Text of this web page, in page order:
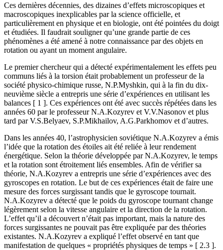
Ces dernières décennies, des dizaines d’effets microscopiques et
macroscopiques inexplicables par la science officielle, et
particulièrement en physique et en biologie, ont été pointées du doigt
et étudiées. Il faudrait souligner qu’une grande partie de ces
phénomènes a été amené à notre connaissance par des objets en
rotation ou ayant un moment angulaire.
Le premier chercheur qui a détecté expérimentalement les effets peu
communs liés à la torsion était probablement un professeur de la
société physico-chimique russe, N.P.Myshkin, qui à la fin du dix-
neuvième siècle a entrepris une série d’expériences en utilisant les
balances [ 1 ]. Ces expériences ont été avec succès répétées dans les
années 60 par le professeur N.A.Kozyrev et V.V.Nasonov et plus
tard par V.S.Belyaev, S.P.Mikhailov, A.G.Parkhomov et d’autres.
Dans les années 40, l’astrophysicien soviétique N.A.Kozyrev a émis
l’idée que la rotation des étoiles ait été reliée à leur rendement
énergétique. Selon la théorie développée par N.A.Kozyrev, le temps
et la rotation sont étroitement liés ensembles. Afin de vérifier sa
théorie, N.A.Kozyrev a entrepris une série d’expériences avec des
gyroscopes en rotation. Le but de ces expériences était de faire une
mesure des forces surgissant tandis que le gyroscope tournait.
N.A.Kozyrev a détecté que le poids du gyroscope tournant change
légèrement selon la vitesse angulaire et la direction de la rotation.
L’effet qu’il a découvert n’était pas important, mais la nature des
forces surgissantes ne pouvait pas être expliquée par des théories
existantes. N.A.Kozyrev a expliqué l’effet observé en tant que
manifestation de quelques « propriétés physiques de temps » [ 2.3 ].